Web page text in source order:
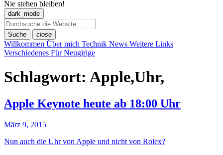
schließen
Nie stehen bleiben!
dark_mode
Suche close
Willkommen Über mich Technik News Weitere Links
Verschiedenes Für Neugirige
Schlagwort: Apple,Uhr,
Apple Keynote heute ab 18:00 Uhr
März 9, 2015
Nun auch die Uhr von Apple und nicht von Rolex?